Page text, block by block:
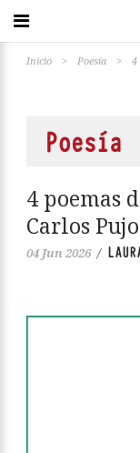
Inicio > Poesía > 4
Poesía
4 poemas
Carlos
04 Jun 2026 /